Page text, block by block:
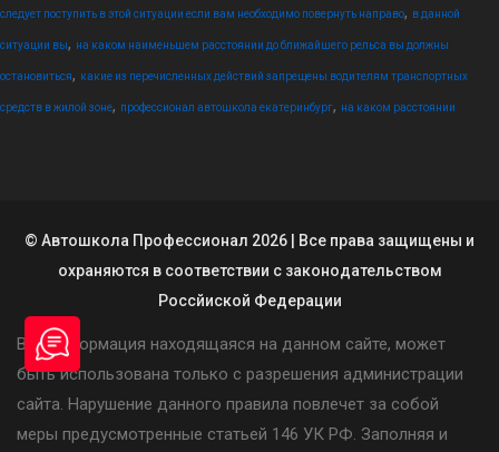
следует поступить в этой ситуации если вам необходимо повернуть направо, в данной
ситуации вы, на каком наименьшем расстоянии до ближайшего рельса вы должны
остановиться, какие из перечисленных действий запрещены водителям транспортных
средств в жилой зоне, профессионал автошкола екатеринбург, на каком расстоянии
© Автошкола Профессионал 2026 | Все права защищены и
охраняются в соответствии с законодательством
Россйиской Федерации
Вся информация находящаяся на данном сайте, может
быть использована только с разрешения администрации
сайта. Нарушение данного правила повлечет за собой
меры предусмотренные статьей 146 УК РФ. Заполняя и